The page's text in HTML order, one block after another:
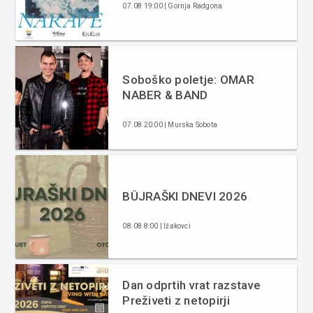
07.08 19:00 | Gornja Radgona
Soboško poletje: OMAR
NABER & BAND
07.08 20:00 | Murska Sobota
BÜJRAŠKI DNEVI 2026
08.08 8:00 | Ižakovci
Dan odprtih vrat razstave
Preživeti z netopirji